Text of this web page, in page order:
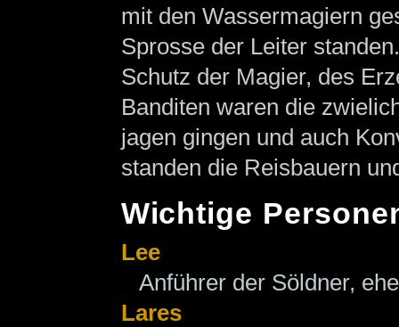
mit den Wassermagiern
Sprosse der Leiter
Schutz der Magier, des
Banditen waren die
jagen gingen und auch
standen die Reisbauern
Wichtige
Lee
Anführer der Söldner,
Lares